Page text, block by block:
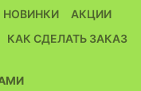
НОВИНКИ
АКЦИИ
КАК СДЕЛАТЬ ЗАКАЗ